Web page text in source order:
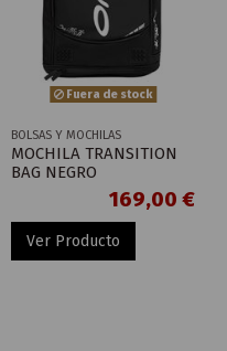
Fuera de stock
BOLSAS Y MOCHILAS
MOCHILA TRANSITION
BAG NEGRO
169,00 €
Ver Producto